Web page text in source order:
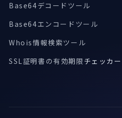
Base64デコードツール
Base64エンコードツール
Whois情報検索ツール
SSL証明書の有効期限 チェッカー